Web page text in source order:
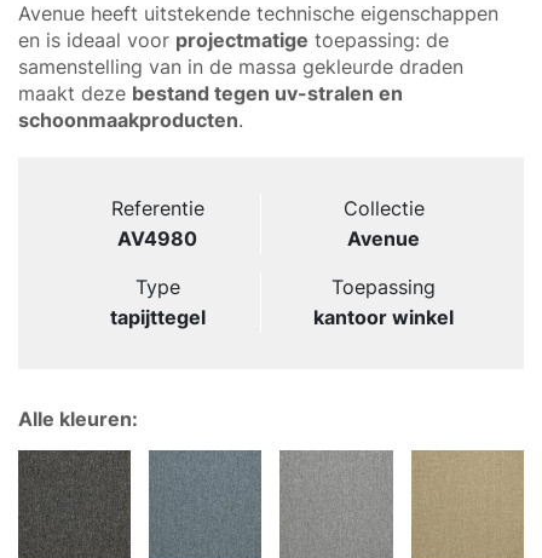
Avenue heeft uitstekende technische eigenschappen
en is ideaal voor projectmatige toepassing: de
samenstelling van in de massa gekleurde draden
maakt deze bestand tegen uv-stralen en
schoonmaakproducten.
Referentie
AV4980
Collectie
Avenue
Type
tapijttegel
Toepassing
kantoor winkel
Alle kleuren: